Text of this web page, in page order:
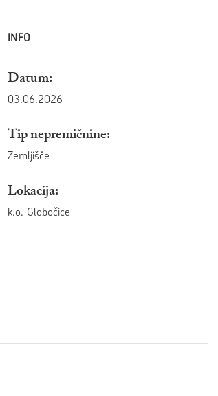
INFO
Datum:
03.06.2026
Tip nepremičnine:
Zemljišče
Lokacija:
k.o. Globočice